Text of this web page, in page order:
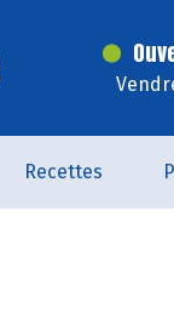
Recettes